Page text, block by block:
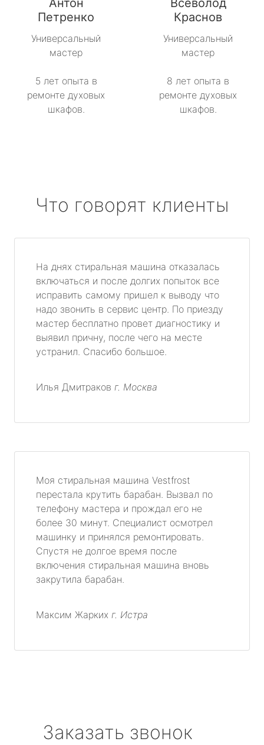
Антон
Петренко
Универсальный
мастер
5 лет опыта в
ремонте духовых
шкафов.
Всеволод
Краснов
Универсальный
мастер
8 лет опыта в
ремонте духовых
шкафов.
Что говорят клиенты
На днях стиральная машина отказалась
включаться и после долгих попыток все
исправить самому пришел к выводу что
надо звонить в сервис центр. По приезду
мастер бесплатно провет диагностику и
выявил причну, после чего на месте
устранил. Спасибо большое.
Илья Дмитраков г. Москва
Моя стиральная машина Vestfrost
перестала крутить барабан. Вызвал по
телефону мастера и прождал его не
более 30 минут. Специалист осмотрел
машинку и принялся ремонтировать.
Спустя не долгое время после
включения стиральная машина вновь
закрутила барабан.
Максим Жарких г. Истра
Заказать звонок